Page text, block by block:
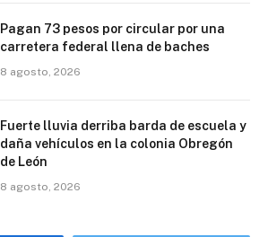
Pagan 73 pesos por circular por una
carretera federal llena de baches
8 agosto, 2026
Fuerte lluvia derriba barda de escuela y
daña vehículos en la colonia Obregón
de León
8 agosto, 2026